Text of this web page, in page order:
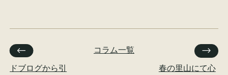
ドブログから引
コラム一覧
春の里山にて心